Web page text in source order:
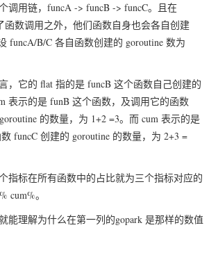
调用链，funcA -> funcB -> funcC。且在
函数调用之外，他们函数自身也会各自创建
funcA/B/C 各自函数创建的 goroutine 数为
，它的 flat 指的是 funcB 这个函数自己创建的
表示的是 funB 这个函数，及调用它的函数
的数量，为 1+2 =3。而 cum 表示的是
funcC 创建的 goroutine 的数量，为 2+3 =
指标在所有函数中的占比就为三个指标对应的
cum%。
能理解为什么在第一列的gopark 是那样的数值